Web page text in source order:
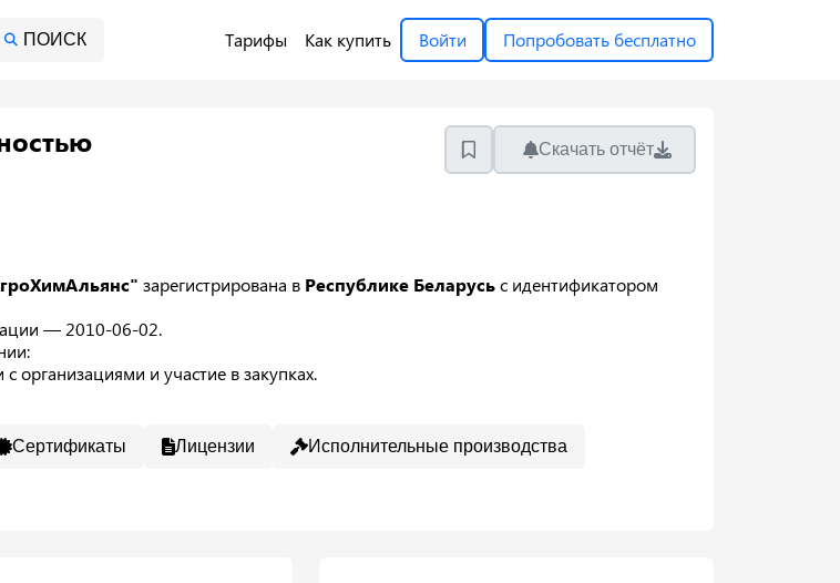
ПОИСК Тарифы Как купить Войти Попробовать бесплатно
Скачать отчёт
зарегистрирована в Республике Беларусьс идентификатором
— 2010-06-02.
организациями и участие в закупках.
Сертификаты Лицензии Исполнительные производства